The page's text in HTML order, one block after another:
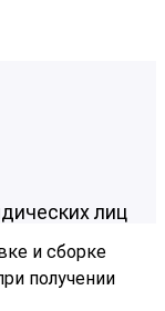
лиц
и сборке
получении